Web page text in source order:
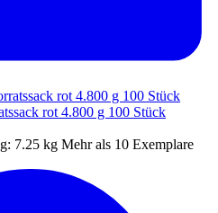
rot 4.800 g 100 Stück
7.25 kg Mehr als 10 Exemplare